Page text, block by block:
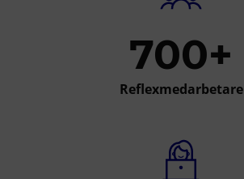
700+
Reflexmedarbetare